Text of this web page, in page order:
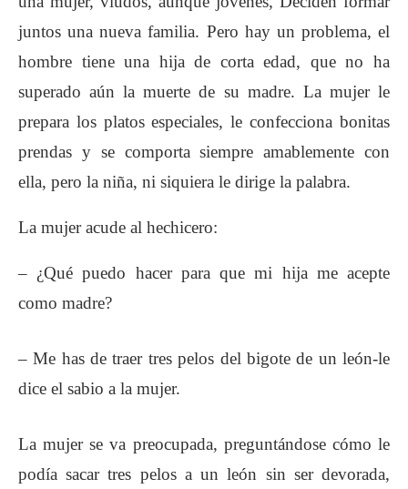
juntos una nueva familia. Pero hay un problema, el
hombre tiene una hija de corta edad, que no ha
superado aún la muerte de su madre. La mujer le
prepara los platos especiales, le confecciona bonitas
prendas y se comporta siempre amablemente con
ella, pero la niña, ni siquiera le dirige la palabra.
La mujer acude al hechicero:
– ¿Qué puedo hacer para que mi hija me acepte
como madre?
– Me has de traer tres pelos del bigote de un león-le
dice el sabio a la mujer.
La mujer se va preocupada, preguntándose cómo le
podía sacar tres pelos a un león sin ser devorada,